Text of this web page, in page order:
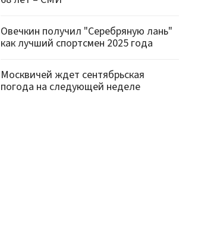
Овечкин получил "Серебряную лань"
как лучший спортсмен 2025 года
Москвичей ждет сентябрьская
погода на следующей неделе